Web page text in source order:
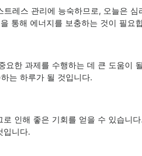
레스 관리에 능숙하므로, 오늘은
통해 에너지를 보충하는 것이 필요
한 과제를 수행하는 데 큰 도움이
는 하루가 될 것입니다.
인해 좋은 기회를 얻을 수 있습니
입니다.